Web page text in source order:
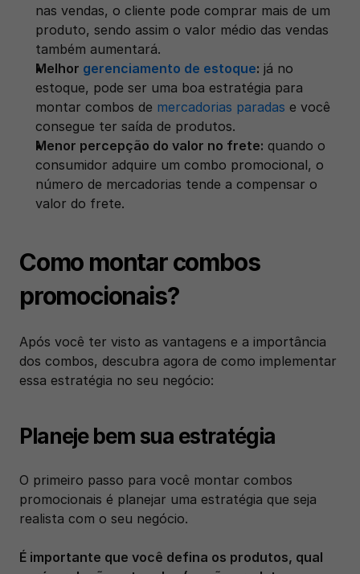
nas vendas, o cliente pode comprar mais de um
produto, sendo assim o valor médio das vendas
também aumentará.
Melhor gerenciamento de estoque: já no
estoque, pode ser uma boa estratégia para
montar combos de mercadorias paradas e você
consegue ter saída de produtos.
Menor percepção do valor no frete: quando o
consumidor adquire um combo promocional, o
número de mercadorias tende a compensar o
valor do frete.
Como montar combos
promocionais?
Após você ter visto as vantagens e a importância
dos combos, descubra agora de como implementar
essa estratégia no seu negócio:
Planeje bem sua estratégia
O primeiro passo para você montar combos
promocionais é planejar uma estratégia que seja
realista com o seu negócio.
É importante que você defina os produtos, qual